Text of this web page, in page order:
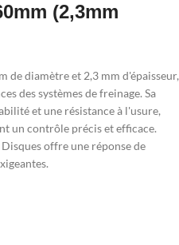
(2,3mm
de diamètre et 2,3 mm d'épaisseur,
des systèmes de freinage. Sa
et une résistance à l'usure,
un contrôle précis et efficace.
offre une réponse de